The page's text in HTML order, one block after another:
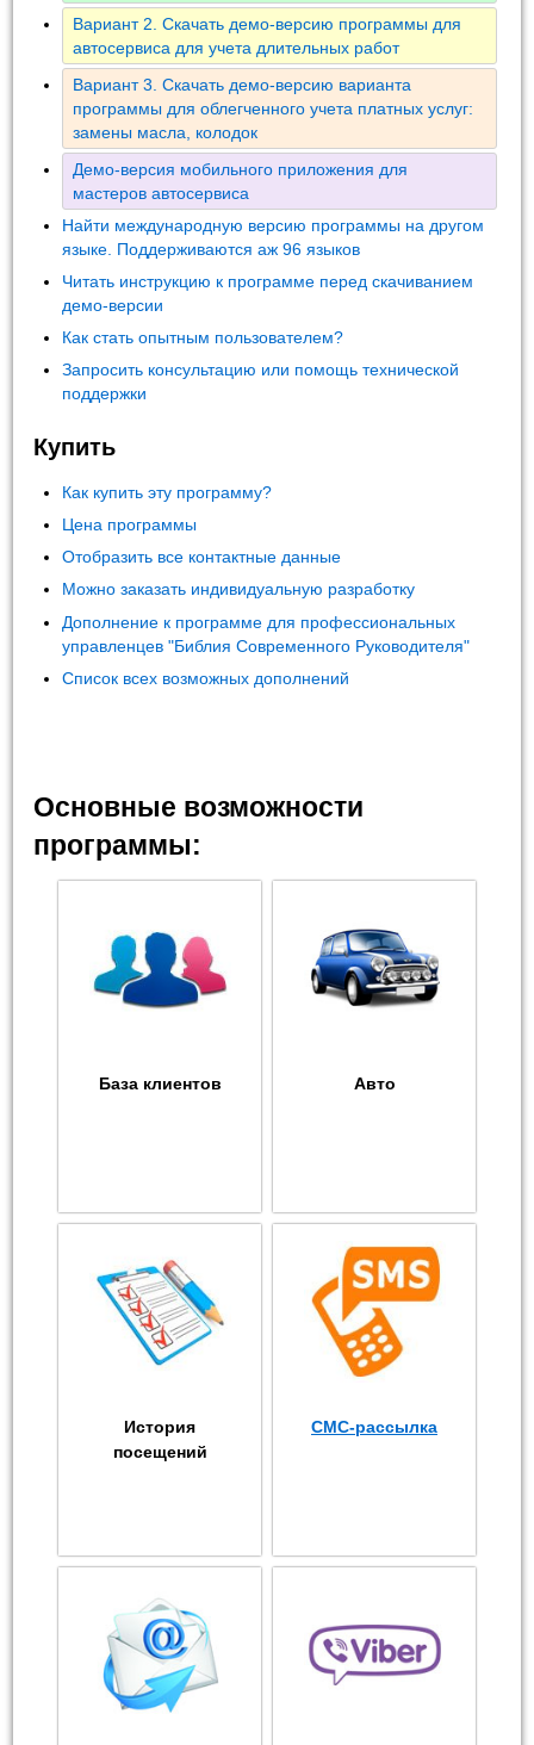
Вариант 2. Скачать демо-версию программы для
автосервиса для учета длительных работ
Вариант 3. Скачать демо-версию варианта
программы для облегченного учета платных услуг:
замены масла, колодок
Демо-версия мобильного приложения для
мастеров автосервиса
Найти международную версию программы на другом
языке. Поддерживаются аж 96 языков
Читать инструкцию к программе перед скачиванием
демо-версии
Как стать опытным пользователем?
Запросить консультацию или помощь технической
поддержки
Купить
Как купить эту программу?
Цена программы
Отобразить все контактные данные
Можно заказать индивидуальную разработку
Дополнение к программе для профессиональных
управленцев "Библия Современного Руководителя"
Список всех возможных дополнений
Основные возможности
программы:
База клиентов Авто
История
посещений
СМС-рассылка